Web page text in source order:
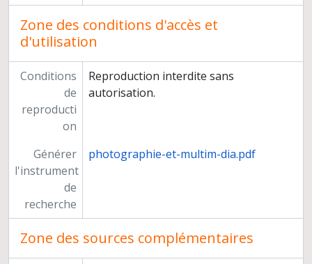
Zone des conditions d'accès et
d'utilisation
Conditions
de
reproducti
on
Reproduction interdite sans
autorisation.
Générer
l'instrument
de
recherche
photographie-et-multim-dia.pdf
Zone des sources complémentaires